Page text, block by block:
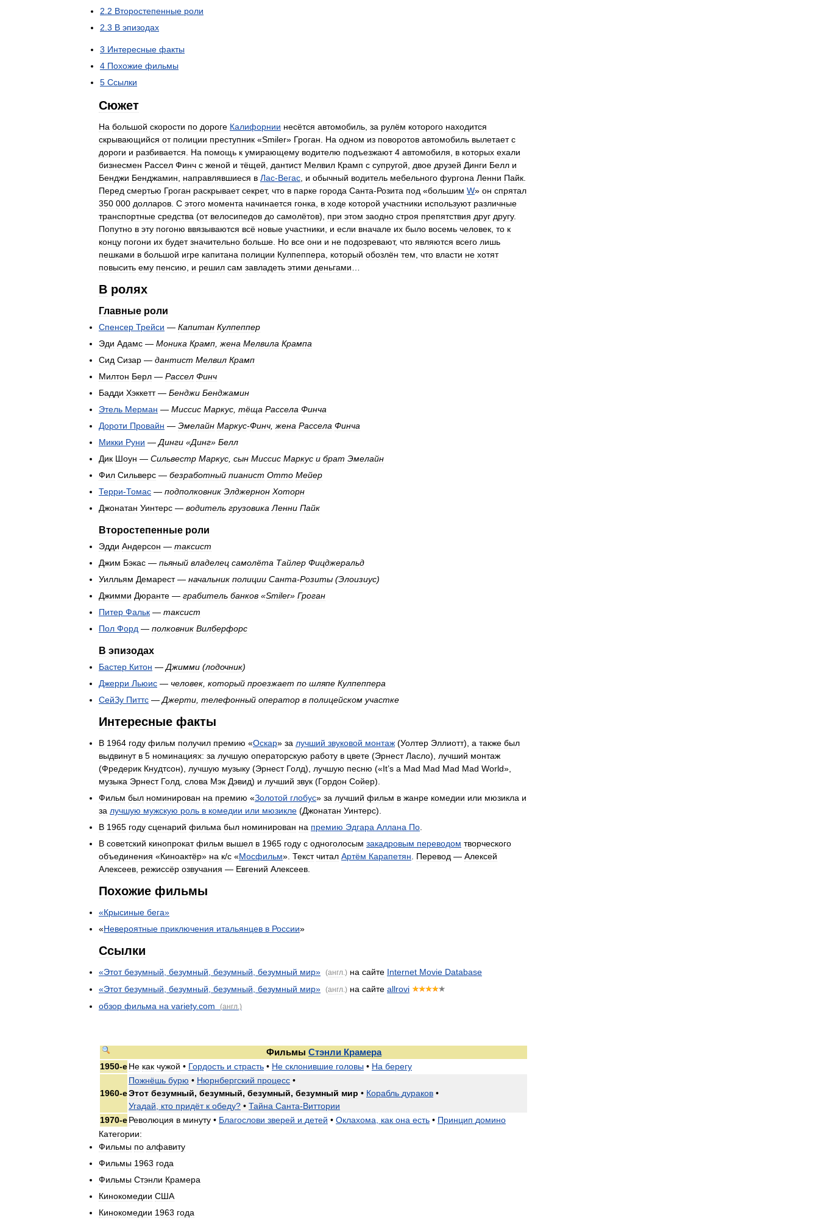
2 2 Второстепенные роли
2 3 В эпизодах
3 Интересные факты
4 Похожие фильмы
5 Ссылки
Сюжет
На большой скорости по дороге Калифорнии несётся автомобиль за рулём которого находится
скрывающийся от полиции преступник «Smiler» Гроган На одном из поворотов автомобиль вылетает с
дороги и разбивается На помощь к умирающему водителю подъезжают 4 автомобиля в которых ехали
бизнесмен Рассел Финч с женой и тёщей дантист Мелвил Крамп с супругой двое друзей Динги Белл и
Бенджи Бенджамин направлявшиеся в Лас-Вегас и обычный водитель мебельного фургона Ленни Пайк
Перед смертью Гроган раскрывает секрет, что в парке города Санта-Розита под «большим W» он спрятал
350 000 долларов С этого момента начинается гонка в ходе которой участники используют различные
транспортные средства (от велосипедов до самолётов), при этом заодно строя препятствия друг другу.
Попутно в эту погоню ввязываются всё новые участники и если вначале их было восемь человек то к
концу погони их будет значительно больше Но все они и не подозревают, что являются всего лишь
пешками в большой игре капитана полиции Кулпеппера который обозлён тем что власти не хотят
повысить ему пенсию и решил сам завладеть этими деньгами
В ролях
Главные роли
Спенсер Трейси — Капитан Кулпеппер
Эди Адамс — Моника Крамп жена Мелвила Крампа
Сид Сизар — дантист Мелвил Крамп
Милтон Берл — Рассел Финч
Бадди Хэккетт— Бенджи Бенджамин
Этель Мерман — Миссис Маркус тёща Рассела Финча
Дороти Провайн — Эмелайн Маркус-Финч жена Рассела Финча
Микки Руни — Динги «Динг» Белл
Дик Шоун — Сильвестр Маркус сын Миссис Маркус и брат Эмелайн
Фил Сильверс — безработный пианист Отто Мейер
Терри-Томас — подполковник Элджернон Хоторн
Джонатан Уинтерс — водитель грузовика Ленни Пайк
Второстепенные роли
Эдди Андерсон — таксист
Джим Бэкас — пьяный владелец самолёта Тайлер Фицджеральд
Уилльям Демарест— начальник полиции Санта-Розиты (Элоизиус)
Джимми Дюранте — грабитель банков «Smiler» Гроган
Питер Фальк — таксист
Пол Форд — полковник Вилберфорс
В эпизодах
Бастер Китон — Джимми (лодочник)
Джерри Льюис — человек который проезжает по шляпе Кулпеппера
СейЗу Питтс — Джерти телефонный оператор в полицейском участке
Интересные факты
В 1964 году фильм получил премию «Оскар» за лучший звуковой монтаж (Уолтер Эллиотт), а также был
выдвинут в 5 номинациях: за лучшую операторскую работу в цвете (Эрнест Ласло), лучший монтаж
(Фредерик Кнудтсон), лучшую музыку (Эрнест Голд), лучшую песню («It’s a Mad Mad Mad Mad World»,
музыка Эрнест Голд слова Мэк Дэвид) и лучший звук (Гордон Сойер).
Фильм был номинирован на премию «Золотой глобус» за лучший фильм в жанре комедии или мюзикла и
за лучшую мужскую роль в комедии или мюзикле (Джонатан Уинтерс).
В 1965 году сценарий фильма был номинирован на премию Эдгара Аллана По
В советский кинопрокат фильм вышел в 1965 году с одноголосым закадровым переводом творческого
объединения «Киноактёр» на к/с «Мосфильм». Текст читал Артём Карапетян Перевод — Алексей
Алексеев режиссёр озвучания — Евгений Алексеев
Похожие фильмы
«Крысиные бега»
«Невероятные приключения итальянцев в России»
Ссылки
«Этот безумный безумный безумный безумный мир» (англ.) на сайте Internet Movie Database
«Этот безумный безумный безумный безумный мир» (англ.) на сайте allrovi
обзор фильма на variety.com (англ.)
Фильмы Стэнли Крамера
1950-еНе как чужой • Гордость и страсть • Не склонившие головы • На берегу
1960-е
Пожнёшь бурю • Нюрнбергский процесс •
Этот безумный, безумный, безумный, безумный мир • Корабль дураков •
Угадай
кто придёт к обеду? • Тайна Санта-Виттории
1970-еРеволюция в минуту • Благослови зверей и детей • Оклахома как она есть • Принцип домино
Категории:
Фильмы по алфавиту
Фильмы 1963 года
Фильмы Стэнли Крамера
Кинокомедии США
Кинокомедии 1963 года